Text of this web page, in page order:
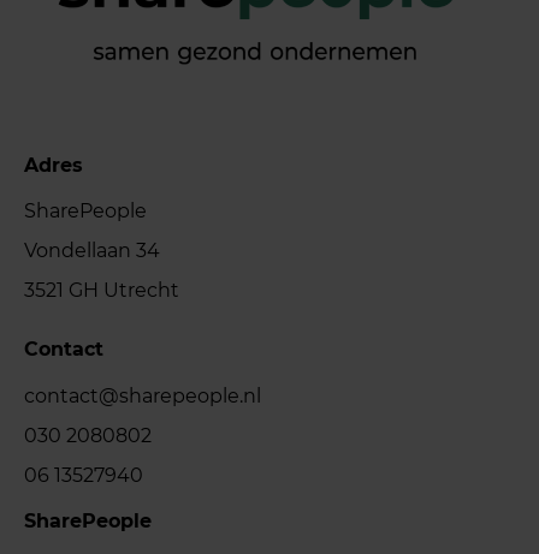
Adres
SharePeople
Vondellaan 34
3521 GH Utrecht
Contact
contact@sharepeople.nl
030 2080802
06 13527940
SharePeople